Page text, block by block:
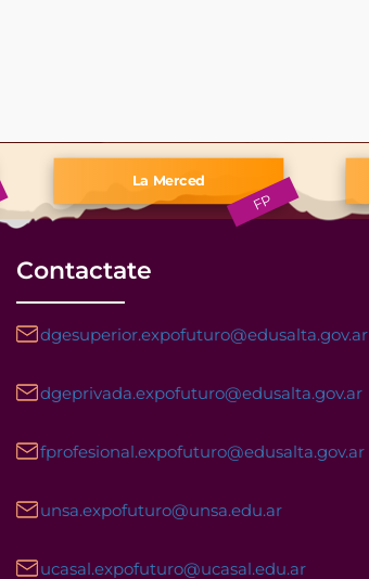
Contactate
dgesuperior.expofuturo@edusalta.gov.ar
dgeprivada.expofuturo@edusalta.gov.ar
fprofesional.expofuturo@edusalta.gov.ar
unsa.expofuturo@unsa.edu.ar
ucasal.expofuturo@ucasal.edu.ar